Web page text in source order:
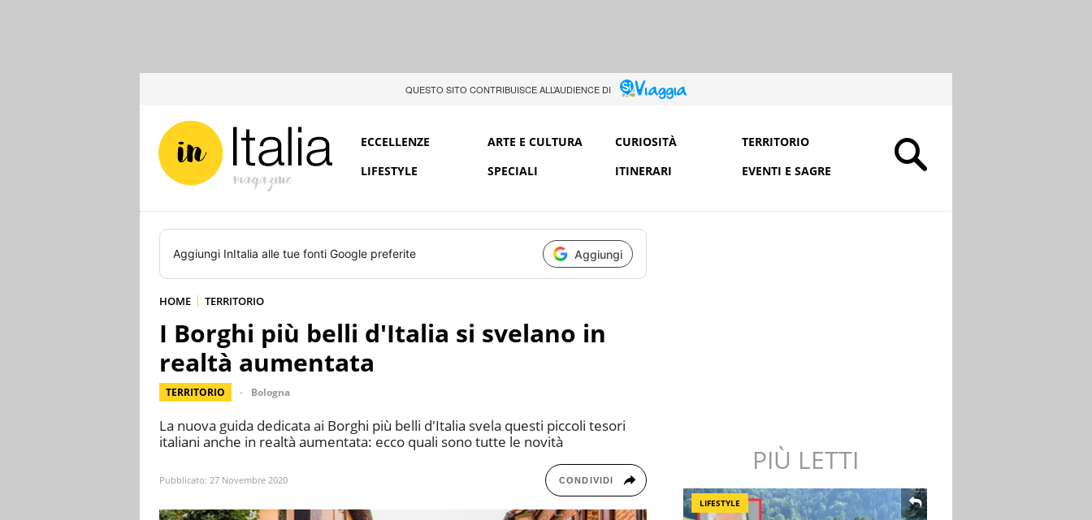
QUESTO SITO CONTRIBUISCE ALL’AUDIENCE DI
ECCELLENZE ARTE E CULTURA CURIOSITÀ
TERRITORIO
LIFESTYLE
SPECIALI ITINERARI EVENTI E SAGRE
Aggiungi InItalia alle tue fonti Google preferite Aggiungi
HOME TERRITORIO
I Borghi più belli d'Italia si svelano in
realtà aumentata
TERRITORIO Bologna
La nuova guida dedicata ai Borghi più belli d'Italia svela questi piccoli tesori
italiani anche in realtà aumentata: ecco quali sono tutte le novità
Pubblicato: 27 Novembre 2020 CONDIVIDI
PIÙ LETTI
LIFESTYLE